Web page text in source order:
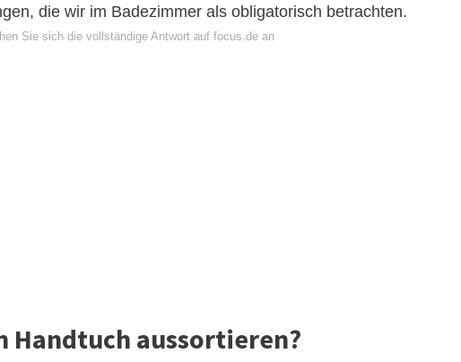
die wir im Badezimmer als obligatorisch betrachten.
Sie sich die vollständige Antwort auf focus.de an
Handtuch aussortieren?